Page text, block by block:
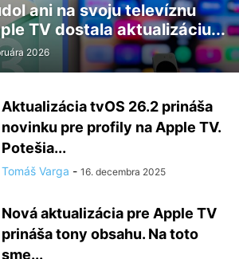
ani na svoju televíznu
TV dostala aktualizáciu...
2026
Aktualizácia tvOS 26.2 prináša
novinku pre profily na Apple TV.
Potešia...
Tomáš Varga - 16. decembra 2025
Nová aktualizácia pre Apple TV
prináša tony obsahu. Na toto
sme...